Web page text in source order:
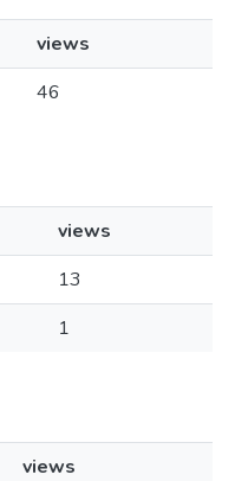
views
46
views
13
1
views